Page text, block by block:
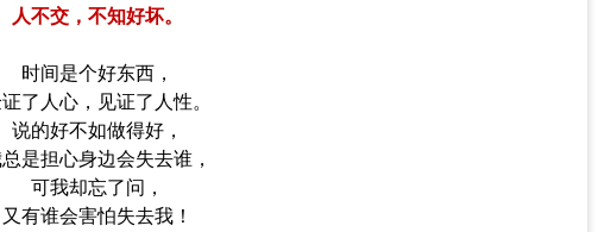
人不交，不知好坏。
时间是个好东西，
了人心，见证了人性。
说的好不如做得好，
是担心身边会失去谁，
可我却忘了问，
又有谁会害怕失去我！